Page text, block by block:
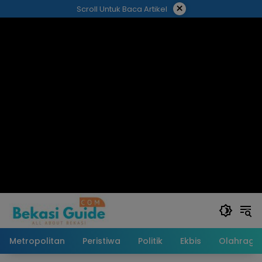
ke
Scroll Untuk Baca Artikel ×
Metropolitan Peristiwa Politik Ekbis Olahraga